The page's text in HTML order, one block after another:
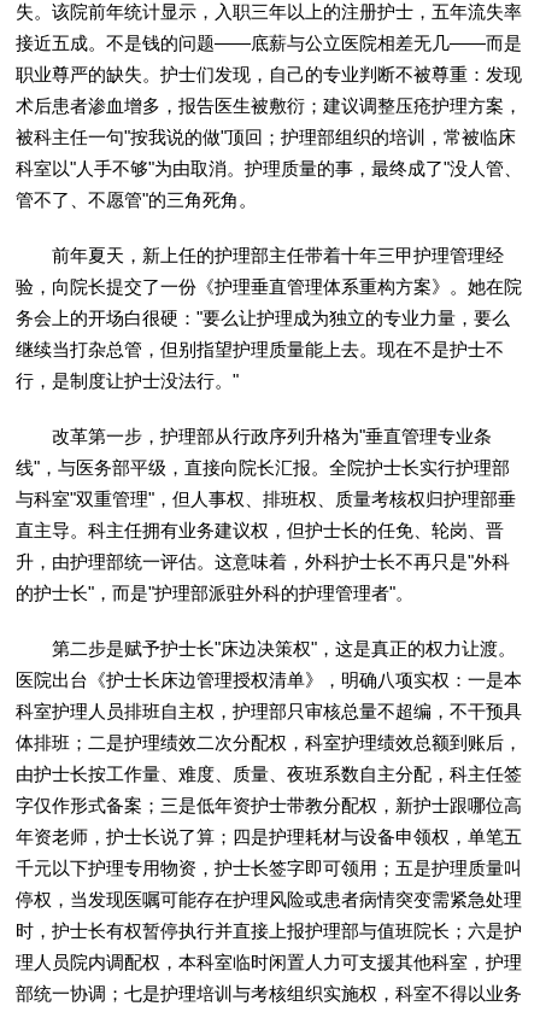
失。该院前年统计显示，入职三年以上的注册护士，五年流失率
接近五成。不是钱的问题——底薪与公立医院相差无几——而是
职业尊严的缺失。护士们发现，自己的专业判断不被尊重：发现
术后患者渗血增多，报告医生被敷衍；建议调整压疮护理方案，
被科主任一句"按我说的做"顶回；护理部组织的培训，常被临床
科室以"人手不够"为由取消。护理质量的事，最终成了"没人管、
管不了、不愿管"的三角死角。
前年夏天，新上任的护理部主任带着十年三甲护理管理经
验，向院长提交了一份《护理垂直管理体系重构方案》。她在院
务会上的开场白很硬："要么让护理成为独立的专业力量，要么
继续当打杂总管，但别指望护理质量能上去。现在不是护士不
行，是制度让护士没法行。"
改革第一步，护理部从行政序列升格为"垂直管理专业条
线"，与医务部平级，直接向院长汇报。全院护士长实行护理部
与科室"双重管理"，但人事权、排班权、质量考核权归护理部垂
直主导。科主任拥有业务建议权，但护士长的任免、轮岗、晋
升，由护理部统一评估。这意味着，外科护士长不再只是"外科
的护士长"，而是"护理部派驻外科的护理管理者"。
第二步是赋予护士长"床边决策权"，这是真正的权力让渡。
医院出台《护士长床边管理授权清单》，明确八项实权：一是本
科室护理人员排班自主权，护理部只审核总量不超编，不干预具
体排班；二是护理绩效二次分配权，科室护理绩效总额到账后，
由护士长按工作量、难度、质量、夜班系数自主分配，科主任签
字仅作形式备案；三是低年资护士带教分配权，新护士跟哪位高
年资老师，护士长说了算；四是护理耗材与设备申领权，单笔五
千元以下护理专用物资，护士长签字即可领用；五是护理质量叫
停权，当发现医嘱可能存在护理风险或患者病情突变需紧急处理
时，护士长有权暂停执行并直接上报护理部与值班院长；六是护
理人员院内调配权，本科室临时闲置人力可支援其他科室，护理
部统一协调；七是护理培训与考核组织实施权，科室不得以业务